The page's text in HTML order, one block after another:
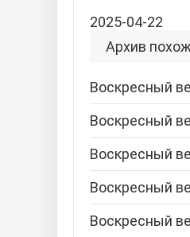
2025-04-22
Архив
Воскресный
Воскресный
Воскресный
Воскресный
Воскресный